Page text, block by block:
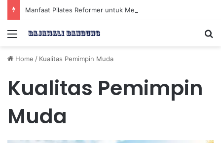
Menu
Home / Kualitas Pemimpin Muda
Kualitas Pemimpin
Muda